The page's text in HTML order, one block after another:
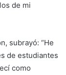
de mi
subrayó: “He
de estudiantes
como